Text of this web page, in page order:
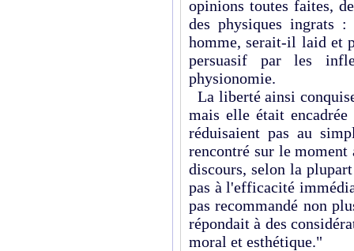
opinions toutes faites,
des physiques ingrats
homme, serait-il laid et
persuasif par les
physionomie.
La liberté ainsi
mais elle était encadrée
réduisaient pas au
rencontré sur le moment
discours, selon la
pas à l'efficacité
pas recommandé non
répondait à des
moral et esthétique."